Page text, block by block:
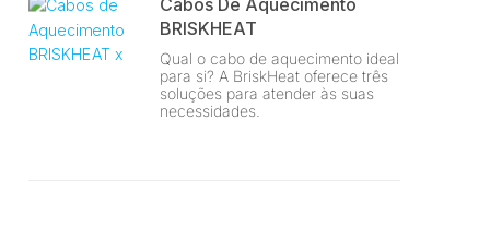
Cabos De Aquecimento
BRISKHEAT
Qual o cabo de aquecimento ideal
para si? A BriskHeat oferece três
soluções para atender às suas
necessidades.